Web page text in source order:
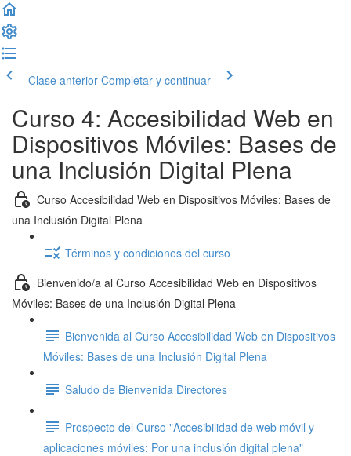
Clase anterior Completar y continuar
Curso 4: Accesibilidad Web en
Dispositivos Móviles: Bases de
una Inclusión Digital Plena
Curso Accesibilidad Web en Dispositivos Móviles: Bases de
una Inclusión Digital Plena
Términos y condiciones del curso
Bienvenido/a al Curso Accesibilidad Web en Dispositivos
Móviles: Bases de una Inclusión Digital Plena
Bienvenida al Curso Accesibilidad Web en Dispositivos
Móviles: Bases de una Inclusión Digital Plena
Saludo de Bienvenida Directores
Prospecto del Curso "Accesibilidad de web móvil y
aplicaciones móviles: Por una inclusión digital plena"